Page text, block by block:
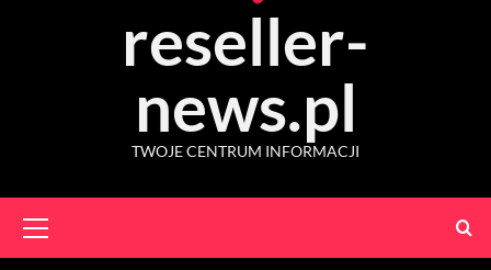
reseller-
news.pl
TWOJE CENTRUM INFORMACJI
Menu